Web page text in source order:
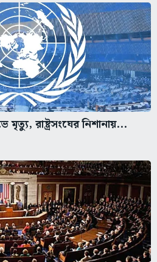
মৃত্যু, রাষ্ট্রসংঘের নিশানায়...